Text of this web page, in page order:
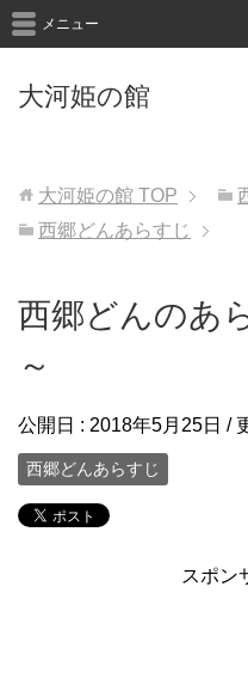
大河姫の館
メニュー
大河姫の館 TOP
西郷どんあらすじ
西郷どんのあ
～
公開日 : 2018年5月25日 /
西郷どんあらすじ
スポン